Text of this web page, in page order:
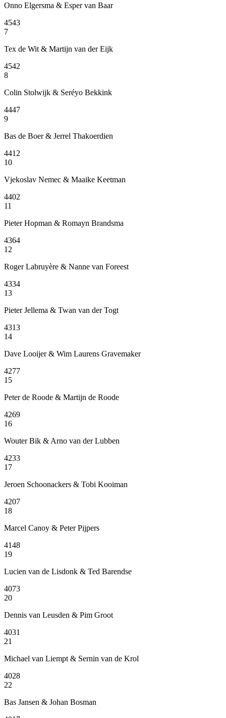
Onno Elgersma & Esper van Baar
4543
7
Tex de Wit & Martijn van der Eijk
4542
8
Colin Stolwijk & Seréyo Bekkink
4447
9
Bas de Boer & Jerrel Thakoerdien
4412
10
Vjekoslav Nemec & Maaike Keetman
4402
11
Pieter Hopman & Romayn Brandsma
4364
12
Roger Labruyère & Nanne van Foreest
4334
13
Pieter Jellema & Twan van der Togt
4313
14
Dave Looijer & Wim Laurens Gravemaker
4277
15
Peter de Roode & Martijn de Roode
4269
16
Wouter Bik & Arno van der Lubben
4233
17
Jeroen Schoonackers & Tobi Kooiman
4207
18
Marcel Canoy & Peter Pijpers
4148
19
Lucien van de Lisdonk & Ted Barendse
4073
20
Dennis van Leusden & Pim Groot
4031
21
Michael van Liempt & Sernin van de Krol
4028
22
Bas Jansen & Johan Bosman